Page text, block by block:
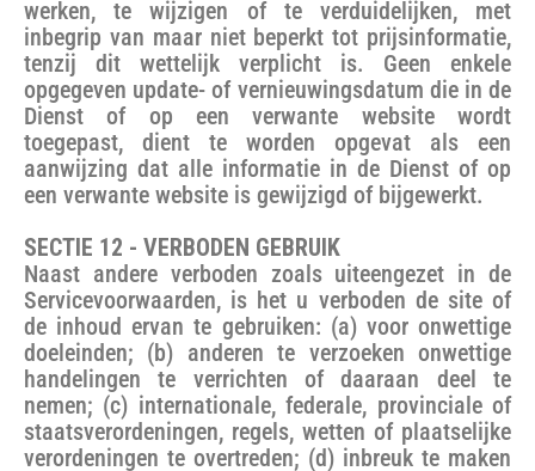
werken, te wijzigen of te verduidelijken, met
inbegrip van maar niet beperkt tot prijsinformatie,
tenzij dit wettelijk verplicht is. Geen enkele
opgegeven update- of vernieuwingsdatum die in de
Dienst of op een verwante website wordt
toegepast, dient te worden opgevat als een
aanwijzing dat alle informatie in de Dienst of op
een verwante website is gewijzigd of bijgewerkt.
SECTIE 12 - VERBODEN GEBRUIK
Naast andere verboden zoals uiteengezet in de
Servicevoorwaarden, is het u verboden de site of
de inhoud ervan te gebruiken: (a) voor onwettige
doeleinden; (b) anderen te verzoeken onwettige
handelingen te verrichten of daaraan deel te
nemen; (c) internationale, federale, provinciale of
staatsverordeningen, regels, wetten of plaatselijke
verordeningen te overtreden; (d) inbreuk te maken